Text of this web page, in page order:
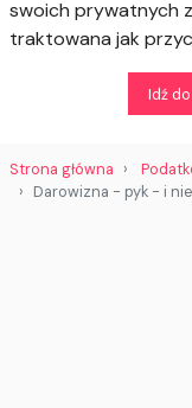
swoich prywatnych
traktowana jak
Idź
Strona główna
Darowizna - pyk - i